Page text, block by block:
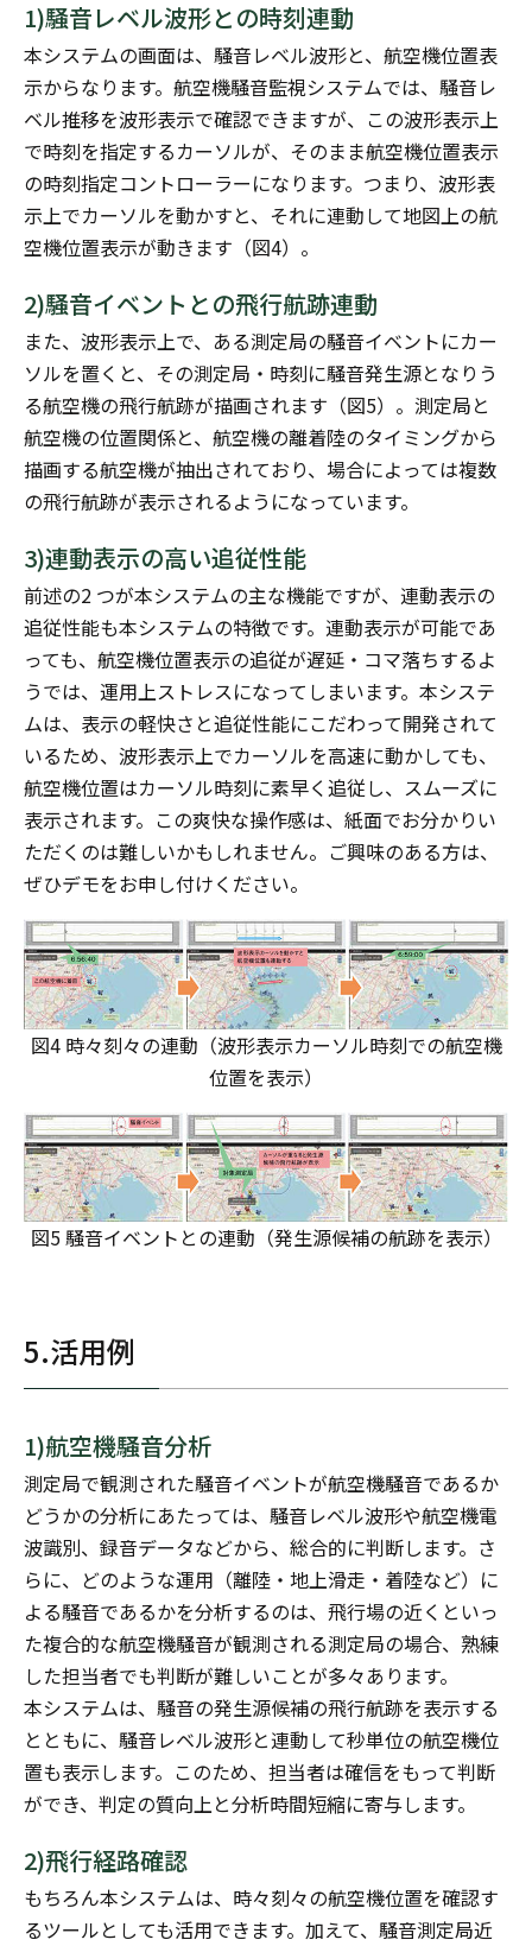
1)騒音レベル波形との時刻連動
本システムの画面は、騒音レベル波形と、航空機位置表
示からなります。航空機騒音監視システムでは、騒音レ
ベル推移を波形表示で確認できますが、この波形表示上
で時刻を指定するカーソルが、そのまま航空機位置表示
の時刻指定コントローラーになります。つまり、波形表
示上でカーソルを動かすと、それに連動して地図上の航
空機位置表示が動きます（図4）。
2)騒音イベントとの飛行航跡連動
また、波形表示上で、ある測定局の騒音イベントにカー
ソルを置くと、その測定局・時刻に騒音発生源となりう
る航空機の飛行航跡が描画されます（図5）。測定局と
航空機の位置関係と、航空機の離着陸のタイミングから
描画する航空機が抽出されており、場合によっては複数
の飛行航跡が表示されるようになっています。
3)連動表示の高い追従性能
前述の2 つが本システムの主な機能ですが、連動表示の
追従性能も本システムの特徴です。連動表示が可能であ
っても、航空機位置表示の追従が遅延・コマ落ちするよ
うでは、運用上ストレスになってしまいます。本システ
ムは、表示の軽快さと追従性能にこだわって開発されて
いるため、波形表示上でカーソルを高速に動かしても、
航空機位置はカーソル時刻に素早く追従し、スムーズに
表示されます。この爽快な操作感は、紙面でお分かりい
ただくのは難しいかもしれません。ご興味のある方は、
ぜひデモをお申し付けください。
図4 時々刻々の連動（波形表示カーソル時刻での航空機
位置を表示）
図5 騒音イベントとの連動（発生源候補の航跡を表示）
5.活用例
1)航空機騒音分析
測定局で観測された騒音イベントが航空機騒音であるか
どうかの分析にあたっては、騒音レベル波形や航空機電
波識別、録音データなどから、総合的に判断します。さ
らに、どのような運用（離陸・地上滑走・着陸など）に
よる騒音であるかを分析するのは、飛行場の近くといっ
た複合的な航空機騒音が観測される測定局の場合、熟練
した担当者でも判断が難しいことが多々あります。
本システムは、騒音の発生源候補の飛行航跡を表示する
とともに、騒音レベル波形と連動して秒単位の航空機位
置も表示します。このため、担当者は確信をもって判断
ができ、判定の質向上と分析時間短縮に寄与します。
2)飛行経路確認
もちろん本システムは、時々刻々の航空機位置を確認す
るツールとしても活用できます。加えて、騒音測定局近